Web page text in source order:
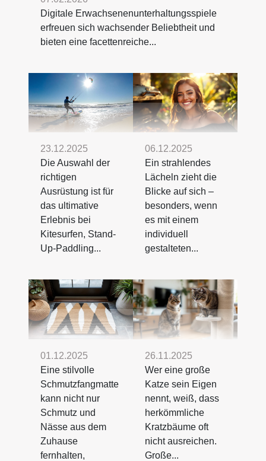
Digitale Erwachsenenunterhaltungsspiele
erfreuen sich wachsender Beliebtheit und
bieten eine facettenreiche...
23.12.2025
Die Auswahl der
richtigen
Ausrüstung ist für
das ultimative
Erlebnis bei
Kitesurfen, Stand-
Up-Paddling...
06.12.2025
Ein strahlendes
Lächeln zieht die
Blicke auf sich –
besonders, wenn
es mit einem
individuell
gestalteten...
01.12.2025
Eine stilvolle
Schmutzfangmatte
kann nicht nur
Schmutz und
Nässe aus dem
Zuhause
fernhalten,
26.11.2025
Wer eine große
Katze sein Eigen
nennt, weiß, dass
herkömmliche
Kratzbäume oft
nicht ausreichen.
Große...